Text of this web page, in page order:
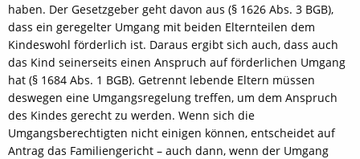
haben. Der Gesetzgeber geht davon aus (§ 1626 Abs. 3 BGB),
dass ein geregelter Umgang mit beiden Elternteilen dem
Kindeswohl förderlich ist. Daraus ergibt sich auch, dass auch
das Kind seinerseits einen Anspruch auf förderlichen Umgang
hat (§ 1684 Abs. 1 BGB). Getrennt lebende Eltern müssen
deswegen eine Umgangsregelung treffen, um dem Anspruch
des Kindes gerecht zu werden. Wenn sich die
Umgangsberechtigten nicht einigen können, entscheidet auf
Antrag das Familiengericht – auch dann, wenn der Umgang